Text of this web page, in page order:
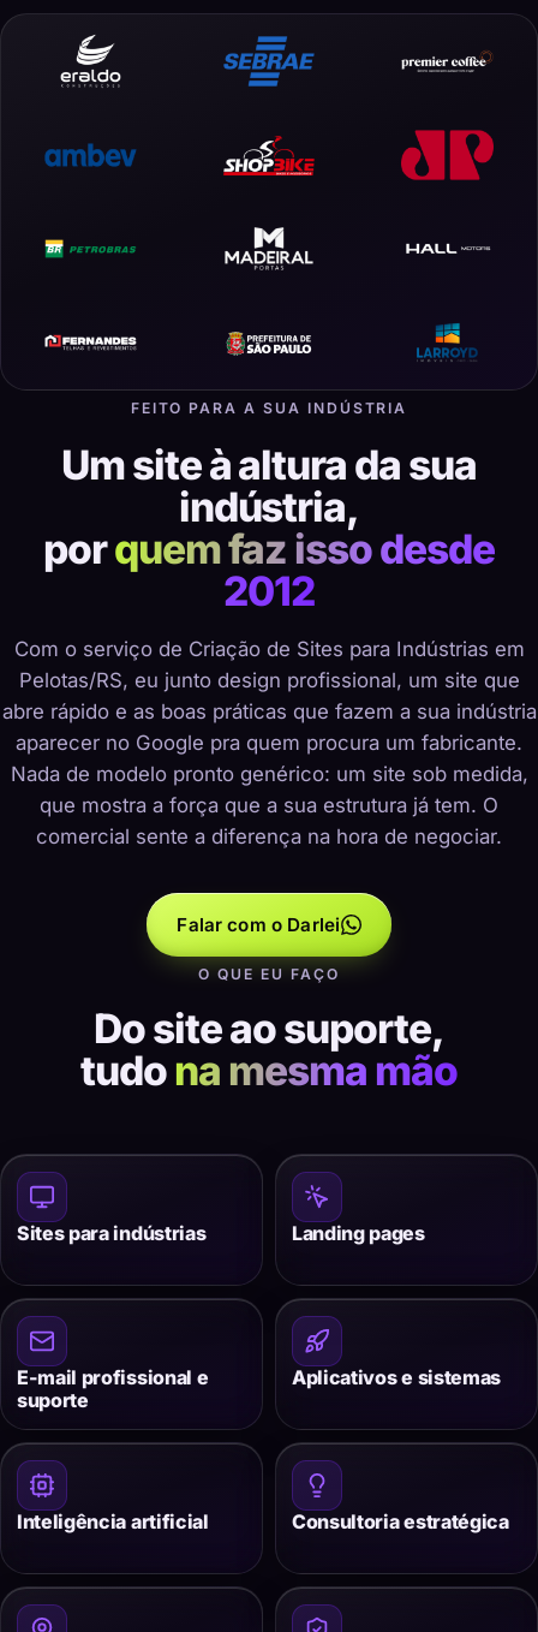
FEITO PARA A SUA INDÚSTRIA
Um site à altura da sua
indústria,
porquem faz isso desde
2012
Com o serviço de Criação de Sites para Indústrias em
Pelotas/RS, eu junto design profissional, um site que
abre rápido e as boas práticas que fazem a sua indústria
aparecer no Google pra quem procura um fabricante.
Nada de modelo pronto genérico: um site sob medida,
que mostra a força que a sua estrutura já tem. O
comercial sente a diferença na hora de negociar.
Falar com o Darlei
O QUE EU FAÇO
Do site ao suporte,
tudona mesma mão
Sites para indústrias Landing pages
E-mail profissional e
suporte
Aplicativos e sistemas
Inteligência artificial Consultoria estratégica